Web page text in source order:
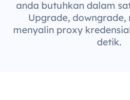
anda butuhkan dalam
Upgrade,
menyalin proxy
detik.